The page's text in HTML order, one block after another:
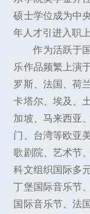
硕士学位成为中
年人才引进入职
作为活跃于
乐作品频繁上演
罗斯、法国、荷
卡塔尔、埃及、
加坡、马来西亚
门、台湾等欧亚
歌剧院、艺术节
科文组织国际多
丁堡国际音乐节
国际音乐节、法